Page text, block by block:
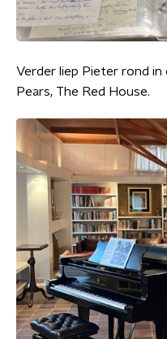
Verder liep Pieter rond
Pears, The Red House.